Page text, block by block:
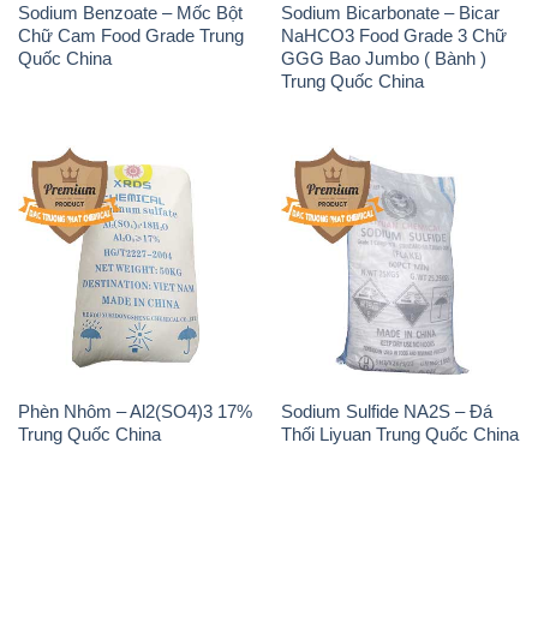
Sodium Benzoate – Mốc Bột
Chữ Cam Food Grade Trung
Quốc China
Sodium Bicarbonate – Bicar
NaHCO3 Food Grade 3 Chữ
GGG Bao Jumbo ( Bành )
Trung Quốc China
Phèn Nhôm – Al2(SO4)3 17%
Trung Quốc China
Sodium Sulfide NA2S – Đá
Thối Liyuan Trung Quốc China